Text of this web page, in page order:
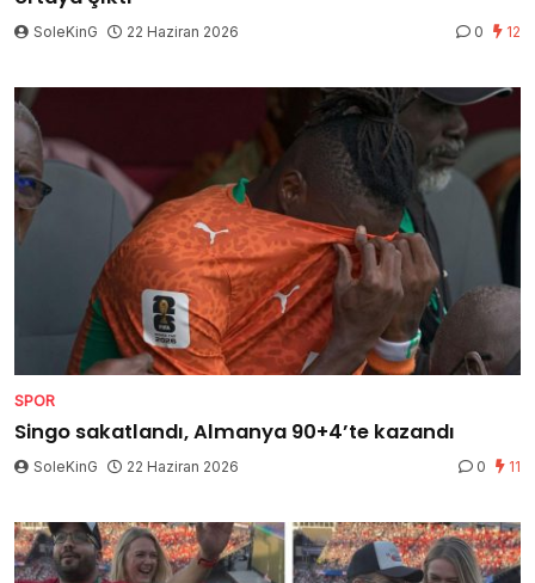
SoleKinG 22 Haziran 2026 0 12
SPOR
Singo sakatlandı, Almanya 90+4’te kazandı
SoleKinG 22 Haziran 2026 0 11